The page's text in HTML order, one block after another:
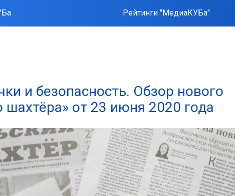
Рейтинги "МедиаКУБа"
и безопасность. Обзор нового
шахтёра» от 23 июня 2020 года